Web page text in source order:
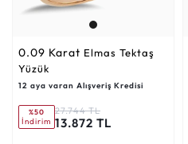
0.09 Karat
Yüzük
12 aya varan Alışveriş Kredisi
%50
İndirim
27.744 TL
13.872 TL